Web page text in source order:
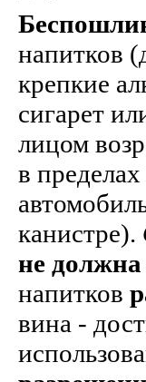
напитков
крепкие
сигарет
лицом
в
канистре).
не
напитков
вина -